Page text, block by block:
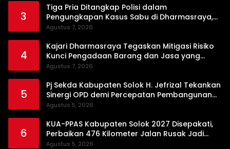
3
Tiga Pria Ditangkap Polisi dalam
Pengungkapan Kasus Sabu di Dharmasraya,
Timbangan Digital hingga Bong Disita
Agustus 7, 2026
4
Kajari Dharmasraya Tegaskan Mitigasi Risiko
Kunci Pengadaan Barang dan Jasa yang
Bersih
Agustus 7, 2026
5
Pj Sekda Kabupaten Solok H. Jefrizal Tekankan
Sinergi OPD demi Percepatan Pembangunan
Daerah
Agustus 5, 2026
6
KUA-PPAS Kabupaten Solok 2027 Disepakati,
Perbaikan 476 Kilometer Jalan Rusak Jadi
Prioritas
Agustus 5, 2026